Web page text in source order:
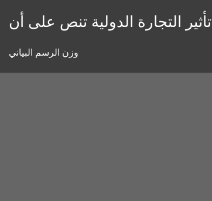
تأثير التجارة الدولية تنص على أن
وزن الرسم البياني